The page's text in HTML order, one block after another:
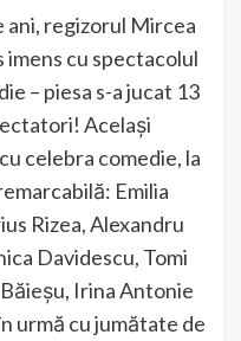
ani, regizorul Mircea
imens cu spectacolul
– piesa s-a jucat 13
Același
celebra comedie, la
Emilia
Rizea, Alexandru
Davidescu, Tomi
Irina Antonie
urmă cu jumătate de